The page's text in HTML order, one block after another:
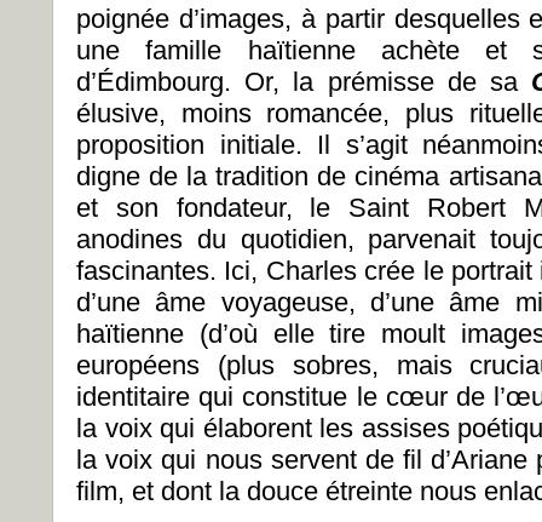
poignée d’images, à partir desquelles
une famille haïtienne achète et
d’Édimbourg. Or, la prémisse de sa
élusive, moins romancée, plus
proposition initiale. Il s’agit
digne de la tradition de cinéma
et son fondateur, le Saint Robert
anodines du quotidien, parvenait
fascinantes. Ici, Charles crée le
d’une âme voyageuse, d’une âme
haïtienne (d’où elle tire moult
européens (plus sobres, mais
identitaire qui constitue le cœur de
la voix qui élaborent les assises
la voix qui nous servent de fil
film, et dont la douce étreinte nous